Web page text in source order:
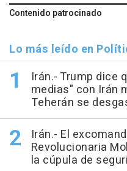
Contenido patrocinado
Lo más leído en
Irán.- Trump dice
medias" con Irán
Teherán se
Irán.- El
Revolucionaria
la cúpula de